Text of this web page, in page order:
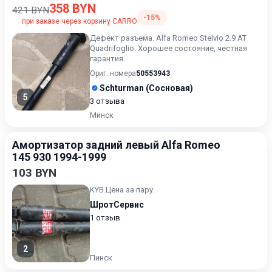
421 BYN358 BYN
при заказе через корзину CARRO -15%
5
Дефект разъема. Alfa Romeo Stelvio 2.9 AT
Quadrifoglio. Хорошее состояние, честная
гарантия.
Ориг. номера50553943
Schturman (Сосновая)
3 отзыва
Минск
Амортизатор задний левый Alfa Romeo
145 930 1994-1999
103 BYN
2
KYB.Цена за пару.
ШротСервис
1 отзыв
Пинск